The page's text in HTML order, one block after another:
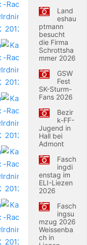
Land
eshau
ptmann
besucht
die Firma
Schrottsha
mmer 2026
GSW
Fest
SK-Sturm-
Fans 2026
Bezir
k-FF-
Jugend in
Hall bei
Admont
Fasch
ingdi
enstag im
ELI-Liezen
2026
Fasch
ingsu
mzug 2026
Weissenba
ch in